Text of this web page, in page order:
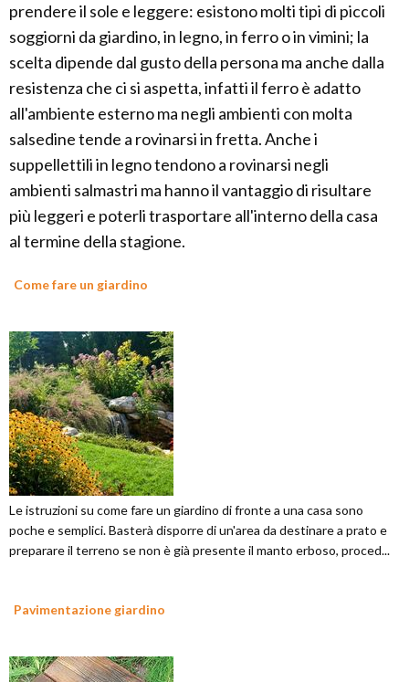
prendere il sole e leggere: esistono molti tipi di piccoli
soggiorni da giardino, in legno, in ferro o in vimini; la
scelta dipende dal gusto della persona ma anche dalla
resistenza che ci si aspetta, infatti il ferro è adatto
all'ambiente esterno ma negli ambienti con molta
salsedine tende a rovinarsi in fretta. Anche i
suppellettili in legno tendono a rovinarsi negli
ambienti salmastri ma hanno il vantaggio di risultare
più leggeri e poterli trasportare all'interno della casa
al termine della stagione.
Come fare un giardino
Le istruzioni su come fare un giardino di fronte a una casa sono
poche e semplici. Basterà disporre di un'area da destinare a prato e
preparare il terreno se non è già presente il manto erboso, proced...
Pavimentazione giardino